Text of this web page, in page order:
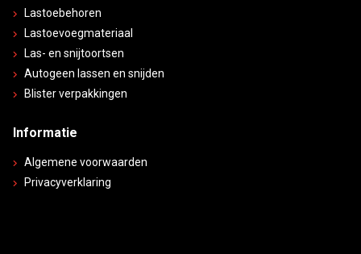
Lastoebehoren
Lastoevoegmateriaal
Las- en snijtoortsen
Autogeen lassen en snijden
Blister verpakkingen
Informatie
Algemene voorwaarden
Privacyverklaring